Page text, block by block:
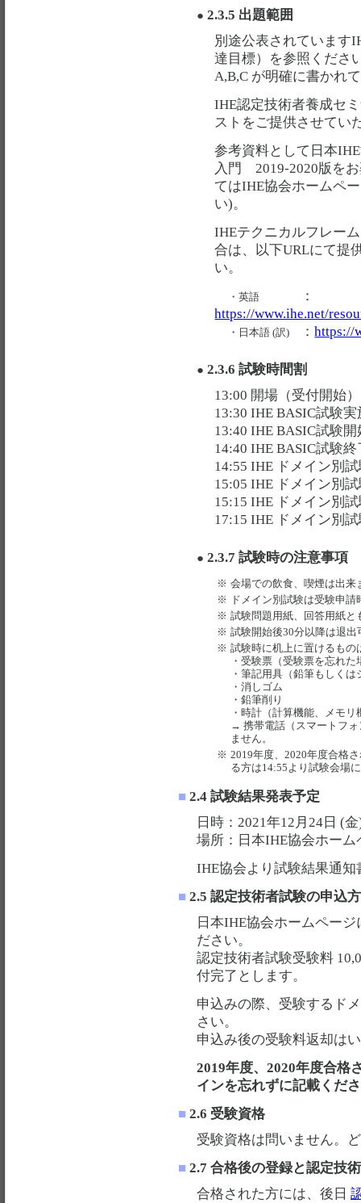
● 2.3.5 出題範囲
別途公表されています
達目標）を参照くださ
A,B,C が明確に書かれ
IHE認定技術者養成セ
ストをご提供させてい
参考資料として日本
入門 2019-2020版を
てはIHE協会ホームペ
い)。
IHEテクニカルフレー
合は、以下URLにて提
い。
・英語
：
https://www.ihe.net/
・日本語 (訳) ：https://
● 2.3.6 試験時間割
13:00 開場（受付開始）
13:30 IHE BASIC試験
13:40 IHE BASIC試験開
14:40 IHE BASIC試験終
14:55 IHE ドメイン別
15:05 IHE ドメイン別
15:15 IHE ドメイン別
17:15 IHE ドメイン別
● 2.3.7 試験時の注意事項
※ 会場での飲食、喫煙は出来
※
ドメイン別試験は受験申
※ 試験問題用紙、回答用紙
※ 試験開始後30分以降は退出
※ 試験時に机上に置けるも
・受験票（受験票を忘れ
・筆記用具（鉛筆もしく
・消しゴム
・鉛筆削り
・時計（計算機能、メモ
→ 携帯電話（スマートフ
ません。
※ 2019年度、2020年度合格
る方は14:55より試験会場
■ 2.4 試験結果発表予定
日時：2021年12月24日 (
場所：日本IHE協会ホーム
IHE協会より試験結果通
■ 2.5 認定技術者試験の申込
日本IHE協会ホームペー
ださい。
認定技術者試験受験料
付完了とします。
申込みの際、受験するド
さい。
申込み後の受験料返却は
2019年度、2020年度合格
インを忘れずに記載くだ
■ 2.6 受験資格
受験資格は問いません。
■ 2.7 合格後の登録と認定技
合格された方には、後日